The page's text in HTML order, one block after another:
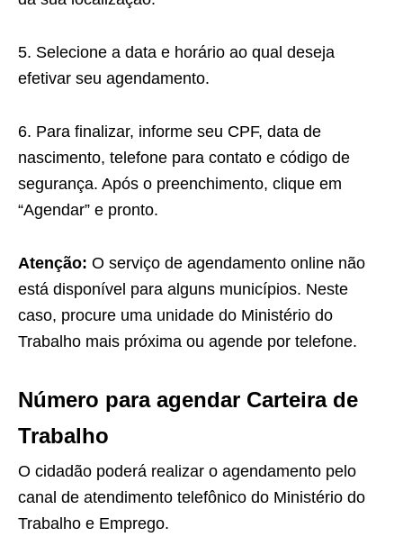
5. Selecione a data e horário ao qual deseja
efetivar seu agendamento.
6. Para finalizar, informe seu CPF, data de
nascimento, telefone para contato e código de
segurança. Após o preenchimento, clique em
“Agendar” e pronto.
Atenção: O serviço de agendamento online não
está disponível para alguns municípios. Neste
caso, procure uma unidade do Ministério do
Trabalho mais próxima ou agende por telefone.
Número para agendar Carteira de
Trabalho
O cidadão poderá realizar o agendamento pelo
canal de atendimento telefônico do Ministério do
Trabalho e Emprego.